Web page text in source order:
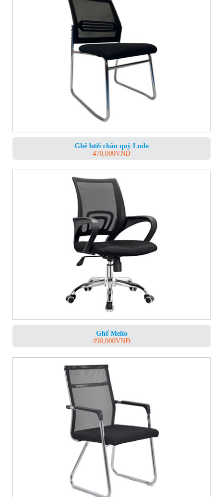
Ghế lưới chân quỳ Ludo
470,000VNĐ
Ghế Melio
490,000VNĐ